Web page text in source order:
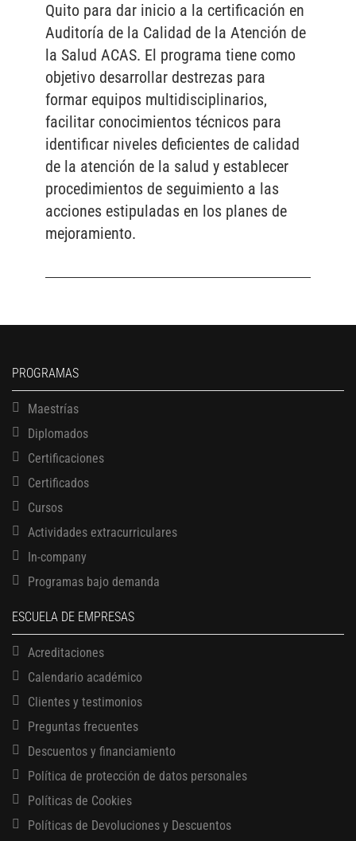
Quito para dar inicio a la certificación en
Auditoría de la Calidad de la Atención de
la Salud ACAS. El programa tiene como
objetivo desarrollar destrezas para
formar equipos multidisciplinarios,
facilitar conocimientos técnicos para
identificar niveles deficientes de calidad
de la atención de la salud y establecer
procedimientos de seguimiento a las
acciones estipuladas en los planes de
mejoramiento.
PROGRAMAS
Maestrías
Diplomados
Certificaciones
Certificados
Cursos
Actividades extracurriculares
In-company
Programas bajo demanda
ESCUELA DE EMPRESAS
Acreditaciones
Calendario académico
Clientes y testimonios
Preguntas frecuentes
Descuentos y financiamiento
Política de protección de datos personales
Políticas de Cookies
Políticas de Devoluciones y Descuentos
13 AGOSTO, 2026
Finanzas para no financieros